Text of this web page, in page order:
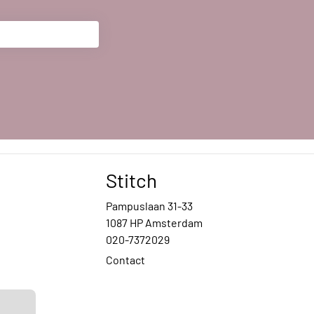
Stitch
Pampuslaan 31-33
1087 HP Amsterdam
020-7372029
Contact